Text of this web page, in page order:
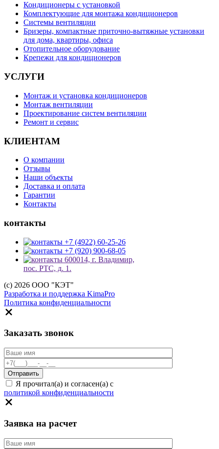
Кондиционеры с установкой
Комплектующие для монтажа кондиционеров
Системы вентиляции
Бризеры, компактные приточно-вытяжные установки
для дома, квартиры, офиса
Отопительное оборудование
Крепежи для кондиционеров
УСЛУГИ
Монтаж и установка кондиционеров
Монтаж вентиляции
Проектирование систем вентиляции
Ремонт и сервис
КЛИЕНТАМ
О компании
Отзывы
Наши объекты
Доставка и оплата
Гарантии
Контакты
контакты
+7 (4922) 60-25-26
+7 (920) 900-68-05
600014, г. Владимир,
пос. РТС, д. 1.
(c) 2026 ООО "КЭТ"
Разработка и поддержка KimaPro
Политика конфиденциальности
Заказать звонок
Я прочитал(а) и согласен(а) с
политикой конфиденциальности
Заявка на расчет